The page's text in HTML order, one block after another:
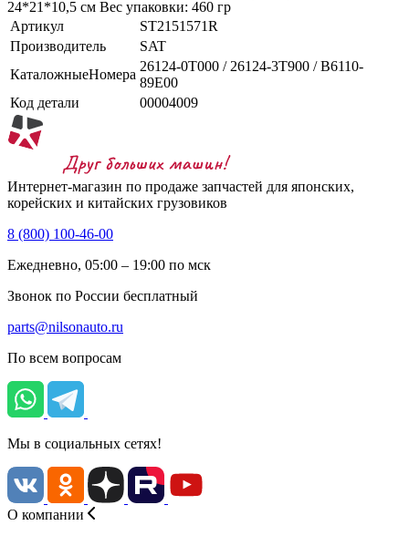
24*21*10,5 см Вес упаковки: 460 гр
Артикул
ST2151571R
Производитель
SAT
КаталожныеНомера
26124-0T000 / 26124-3T900 / B6110-
89E00
Код детали
00004009
Интернет-магазин по продаже запчастей для японских,
корейских и китайских грузовиков
8 (800) 100-46-00
Ежедневно, 05:00 – 19:00 по мск
Звонок по России бесплатный
parts@nilsonauto.ru
По всем вопросам
Мы в социальных сетях!
О компании